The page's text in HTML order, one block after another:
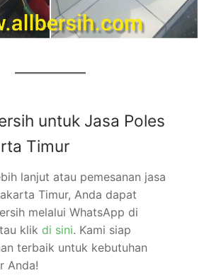
untuk Jasa Poles
Timur
lanjut atau pemesanan jasa
Timur, Anda dapat
melalui WhatsApp di
klik di sini. Kami siap
terbaik untuk kebutuhan
Anda!